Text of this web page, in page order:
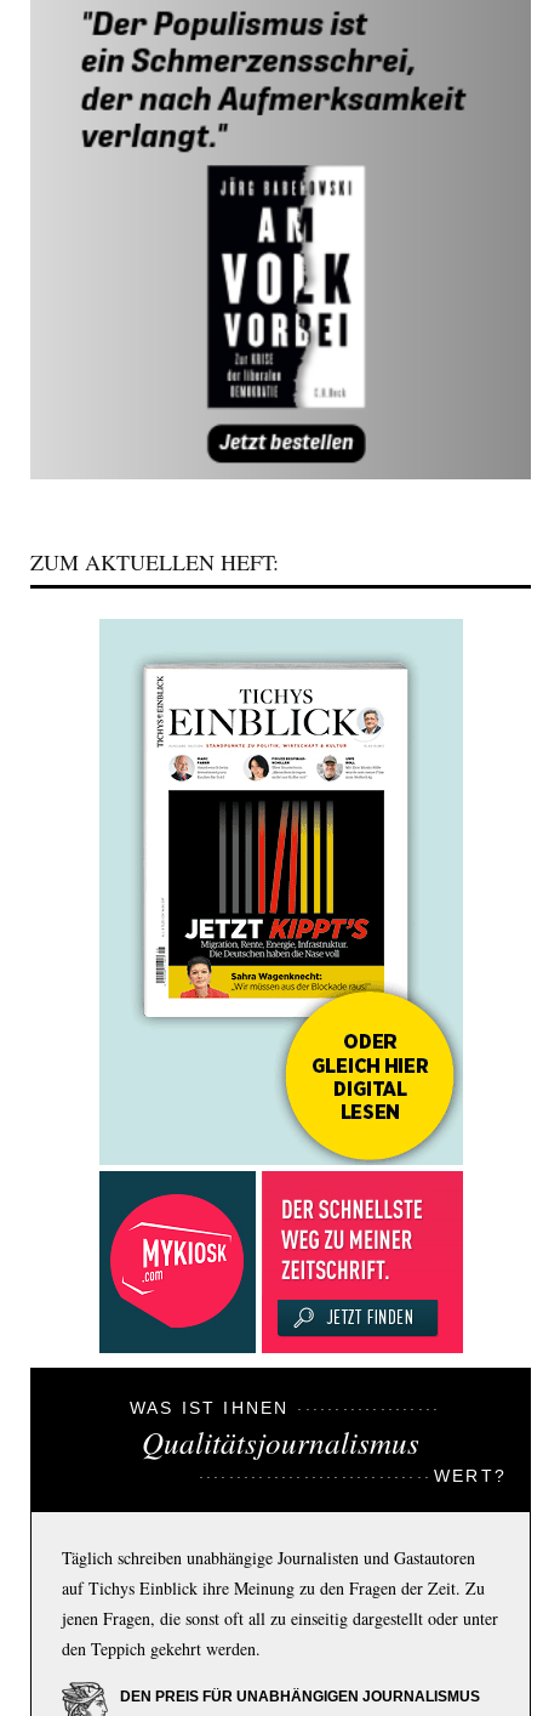
ZUM AKTUELLEN HEFT:
WAS IST IHNEN
Qualitätsjournalismus
WERT?
Täglich schreiben unabhängige Journalisten und Gastautoren
auf Tichys Einblick ihre Meinung zu den Fragen der Zeit. Zu
jenen Fragen, die sonst oft all zu einseitig dargestellt oder unter
den Teppich gekehrt werden.
DEN PREIS FÜR UNABHÄNGIGEN JOURNALISMUS